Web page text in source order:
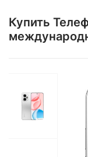
Купить